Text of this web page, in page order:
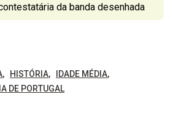
da banda desenhada
HISTÓRIA
IDADE MÉDIA
DE PORTUGAL